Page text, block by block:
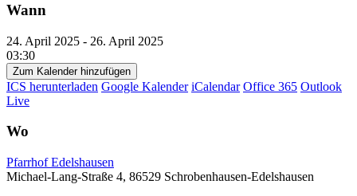
Wann
24. April 2025 - 26. April 2025
03:30
Zum Kalender hinzufügen
ICS herunterladen Google Kalender iCalendar Office 365 Outlook
Live
Wo
Pfarrhof Edelshausen
Michael-Lang-Straße 4, 86529 Schrobenhausen-Edelshausen